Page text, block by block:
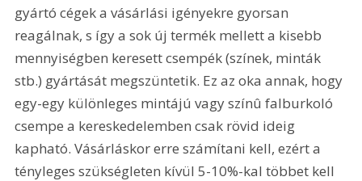
gyártó cégek a vásárlási igényekre gyorsan
reagálnak, s így a sok új termék mellett a kisebb
mennyiségben keresett csempék (színek, minták
stb.) gyártását megszüntetik. Ez az oka annak, hogy
egy-egy különleges mintájú vagy színû falburkoló
csempe a kereskedelemben csak rövid ideig
kapható. Vásárláskor erre számítani kell, ezért a
tényleges szükségleten kívül 5-10%-kal többet kell